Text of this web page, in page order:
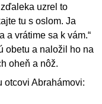
uzrel to
tu s oslom. Ja
a vrátime sa k vám.“
obetu a naložil ho na
oheň a nôž.
otcovi Abrahámovi: